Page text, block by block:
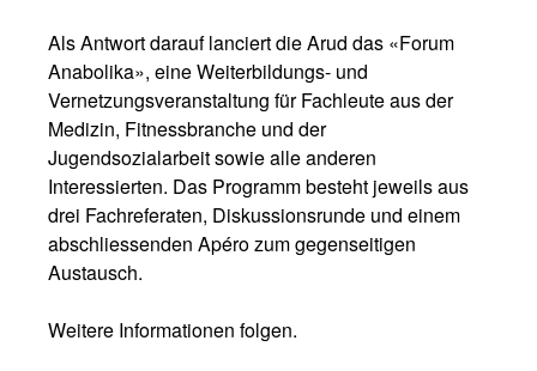
Als Antwort darauf lanciert die Arud das «Forum
Anabolika», eine Weiterbildungs- und
Vernetzungsveranstaltung für Fachleute aus der
Medizin, Fitnessbranche und der
Jugendsozialarbeit sowie alle anderen
Interessierten. Das Programm besteht jeweils aus
drei Fachreferaten, Diskussionsrunde und einem
abschliessenden Apéro zum gegenseitigen
Austausch.
Weitere Informationen folgen.